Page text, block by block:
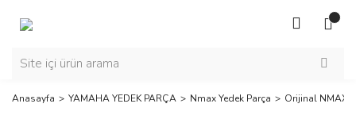
Anasayfa YAMAHA YEDEK PARÇA Nmax Yedek Parça Orijinal NMAX